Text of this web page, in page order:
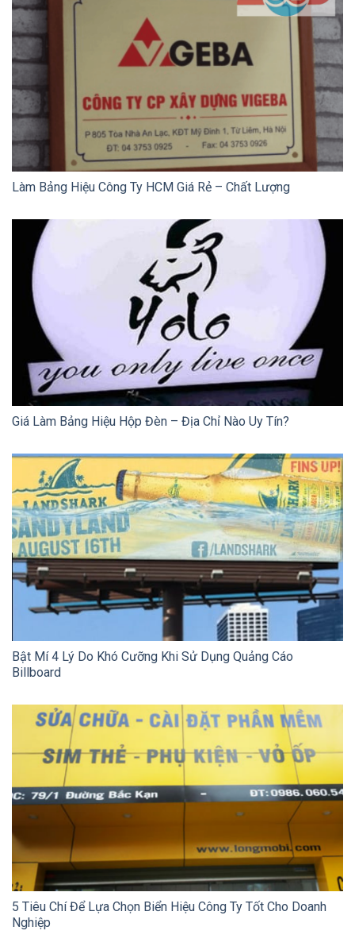
Làm Bảng Hiệu Công Ty HCM Giá Rẻ – Chất Lượng
Giá Làm Bảng Hiệu Hộp Đèn – Địa Chỉ Nào Uy Tín?
Bật Mí 4 Lý Do Khó Cưỡng Khi Sử Dụng Quảng Cáo
Billboard
5 Tiêu Chí Để Lựa Chọn Biển Hiệu Công Ty Tốt Cho Doanh
Nghiệp